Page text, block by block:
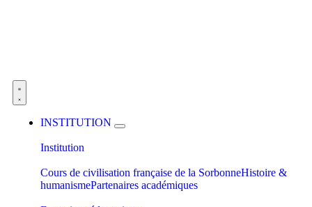
INSTITUTION
Institution
Cours de civilisation française de la SorbonneHistoire &
humanismePartenaires académiques